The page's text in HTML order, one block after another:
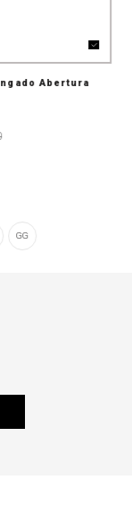
Abertura
GG